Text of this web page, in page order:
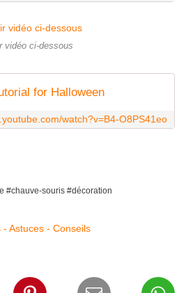
vidéo ci-dessous
for Halloween
watch?v=B4-O8PS41eo
#chauve-souris #décoration
- Astuces - Conseils